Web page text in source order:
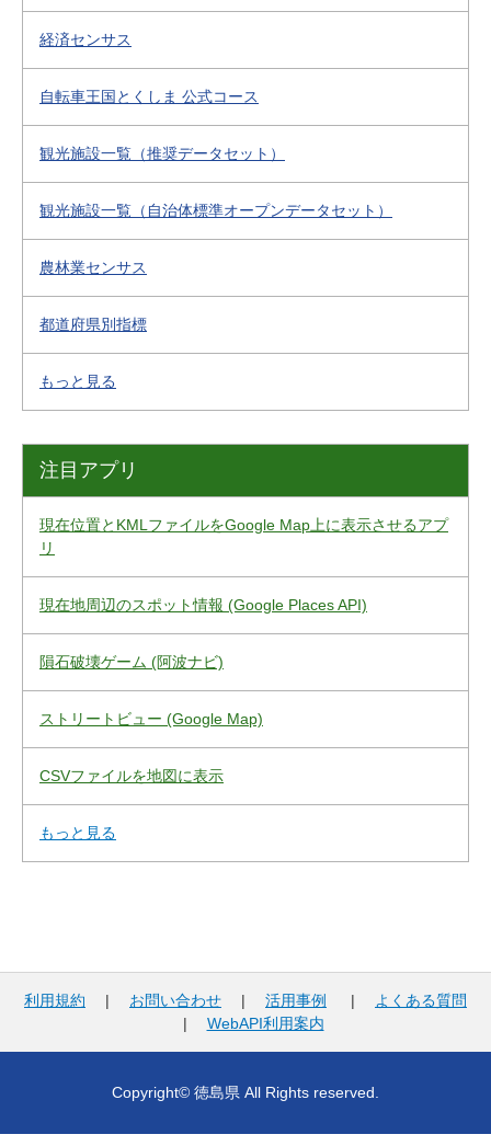
経済センサス
自転車王国とくしま 公式コース
観光施設一覧（推奨データセット）
観光施設一覧（自治体標準オープンデータセット）
農林業センサス
都道府県別指標
もっと見る
注目アプリ
現在位置とKMLファイルをGoogle Map上に表示させるアプ
リ
現在地周辺のスポット情報 (Google Places API)
隕石破壊ゲーム (阿波ナビ)
ストリートビュー (Google Map)
CSVファイルを地図に表示
もっと見る
利用規約 | お問い合わせ | 活用事例 |
よくある質問
| WebAPI利用案内
Copyright© 徳島県 All Rights reserved.